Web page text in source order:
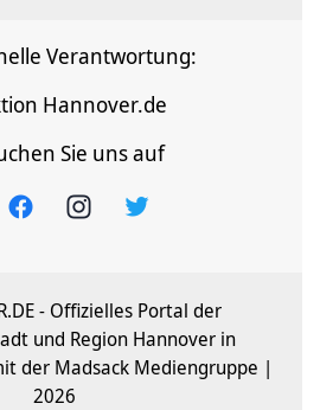
Verantwortung:
Hannover.de
Sie uns auf
- Offizielles Portal der
und Region Hannover in
der Madsack Mediengruppe |
2026